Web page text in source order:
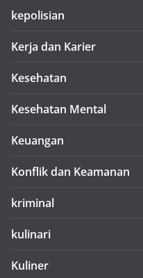
kepolisian
Kerja dan Karier
Kesehatan
Kesehatan Mental
Keuangan
Konflik dan Keamanan
kriminal
kulinari
Kuliner